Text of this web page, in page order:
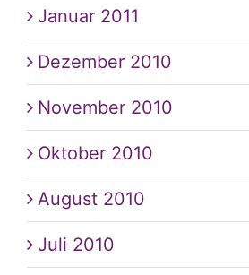
Januar 2011
Dezember 2010
November 2010
Oktober 2010
August 2010
Juli 2010